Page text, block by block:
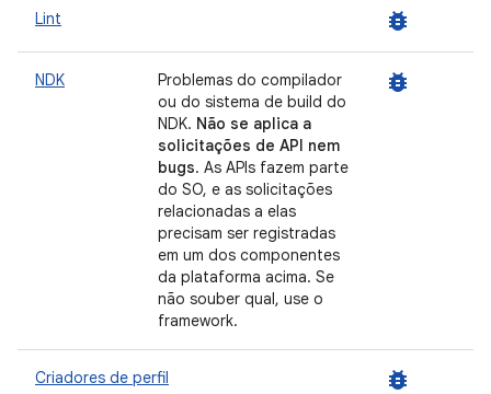
Lint bug_report
NDK
Problemas do compilador
ou do sistema de build do
NDK. Não se aplica a
solicitações de API nem
bugs. As APIs fazem parte
do SO, e as solicitações
relacionadas a elas
precisam ser registradas
em um dos componentes
da plataforma acima. Se
não souber qual, use o
framework.
bug_report
Criadores de perfil bug_report